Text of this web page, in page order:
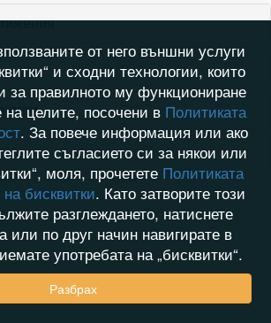
игри
от него външни услуги
и сходни технологии, които
за правилното му функциониране
на целите, посочени в Политиката
. За повече информация или ако
съгласието си за някои или
моля, прочетете Политиката
бисквитки. Като затворите този
разглеждането, натиснете
или по друг начин навигирате в
употребата на „бисквитки“.
Разбрах